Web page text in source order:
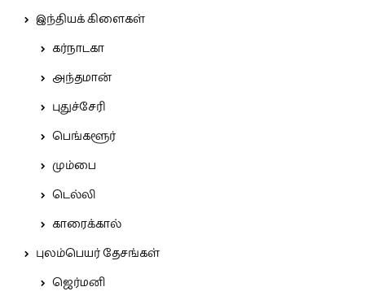
இந்தியக் கிளைகள்
கர்நாடகா
அந்தமான்
புதுச்சேரி
பெங்களூர்
மும்பை
டெல்லி
காரைக்கால்
புலம்பெயர் தேசங்கள்
ஜெர்மனி